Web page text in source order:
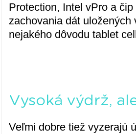
Protection, Intel vPro a
zachovania dát
nejakého dôvodu tablet
Vysoká výdrž,
Veľmi dobre tiež vyzerajú